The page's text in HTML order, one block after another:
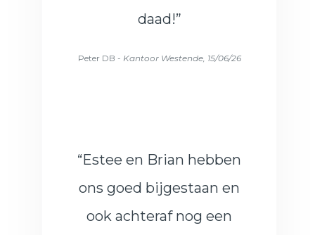
daad!”
Peter DB - Kantoor Westende, 15/06/26
“Estee en Brian hebben
ons goed bijgestaan en
ook achteraf nog een